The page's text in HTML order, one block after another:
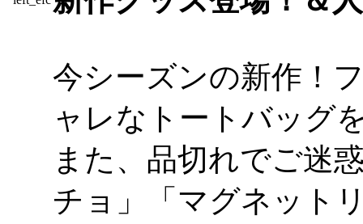
今シーズンの新作！
ャレなトートバッグ
また、品切れでご迷
チョ」「マグネット